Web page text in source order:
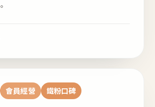
會員經營 鐵粉口碑